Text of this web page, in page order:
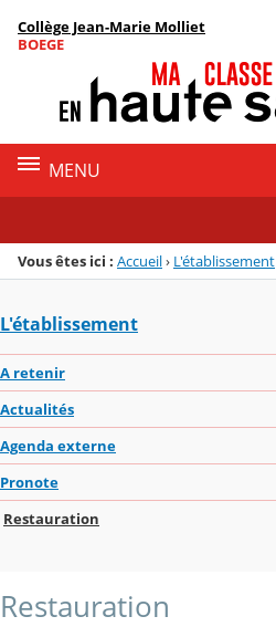
Menu de la rubrique
Contenu
Collège Jean-Marie Molliet
BOEGE
MENU
Vous êtes ici : Accueil› L'établissement
L'établissement
A retenir
Actualités
Agenda externe
Pronote
Restauration
Restauration